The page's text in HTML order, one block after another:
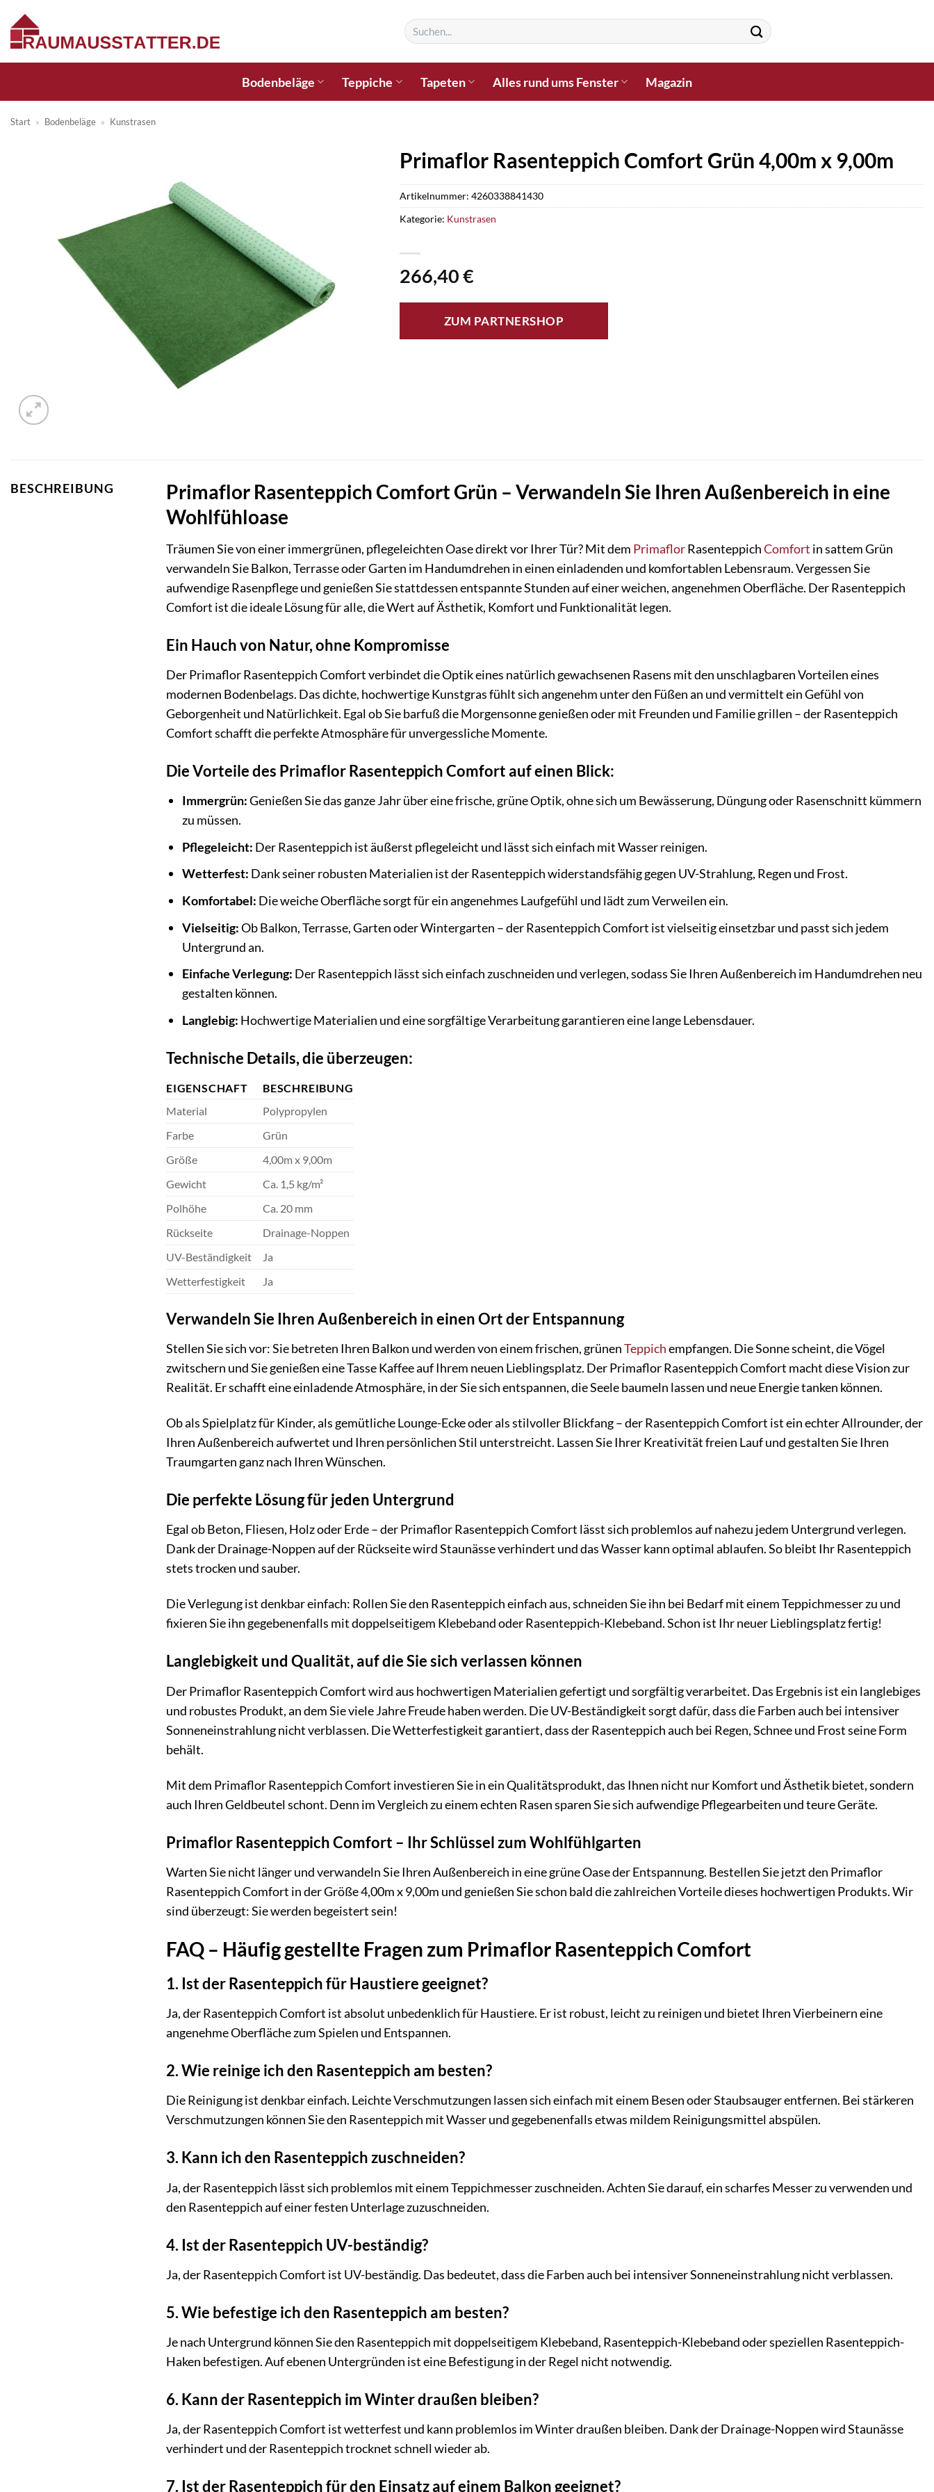
Inhalt
springen
Suchen
nach:
Bodenbeläge Teppiche Tapeten Alles rund ums Fenster Magazin
Start » Bodenbeläge » Kunstrasen
Primaflor Rasenteppich Comfort Grün 4,00m x 9,00m
266,40€
ZUM PARTNERSHOP
Artikelnummer: 4260338841430
Kategorie: Kunstrasen
BESCHREIBUNG
Primaflor Rasenteppich Comfort Grün – Verwandeln Sie Ihren Außenbereich in eine
Wohlfühloase
Träumen Sie von einer immergrünen, pflegeleichten Oase direkt vor Ihrer Tür? Mit dem PrimaflorRasenteppichComfort in sattem Grün
verwandeln Sie Balkon, Terrasse oder Garten im Handumdrehen in einen einladenden und komfortablen Lebensraum. Vergessen Sie
aufwendige Rasenpflege und genießen Sie stattdessen entspannte Stunden auf einer weichen, angenehmen Oberfläche. Der Rasenteppich
Comfort ist die ideale Lösung für alle, die Wert auf Ästhetik, Komfort und Funktionalität legen.
Ein Hauch von Natur, ohne Kompromisse
Der Primaflor Rasenteppich Comfort verbindet die Optik eines natürlich gewachsenen Rasens mit den unschlagbaren Vorteilen eines
modernen Bodenbelags. Das dichte, hochwertige Kunstgras fühlt sich angenehm unter den Füßen an und vermittelt ein Gefühl von
Geborgenheit und Natürlichkeit. Egal ob Sie barfuß die Morgensonne genießen oder mit Freunden und Familie grillen – der Rasenteppich
Comfort schafft die perfekte Atmosphäre für unvergessliche Momente.
Die Vorteile des Primaflor Rasenteppich Comfort auf einen Blick:
Immergrün:Genießen Sie das ganze Jahr über eine frische, grüne Optik, ohne sich um Bewässerung, Düngung oder Rasenschnitt kümmern
zu müssen.
Pflegeleicht: Der Rasenteppich ist äußerst pflegeleicht und lässt sich einfach mit Wasser reinigen.
Wetterfest: Dank seiner robusten Materialien ist der Rasenteppich widerstandsfähig gegen UV-Strahlung, Regen und Frost.
Komfortabel: Die weiche Oberfläche sorgt für ein angenehmes Laufgefühl und lädt zum Verweilen ein.
Vielseitig:Ob Balkon, Terrasse, Garten oder Wintergarten – der Rasenteppich Comfort ist vielseitig einsetzbar und passt sich jedem
Untergrund an.
Einfache Verlegung: Der Rasenteppich lässt sich einfach zuschneiden und verlegen, sodass Sie Ihren Außenbereich im Handumdrehen neu
gestalten können.
Langlebig: Hochwertige Materialien und eine sorgfältige Verarbeitung garantieren eine lange Lebensdauer.
Technische Details, die überzeugen:
EIGENSCHAFT
BESCHREIBUNG
Material
Polypropylen
Farbe
Grün
Größe
4,00m x 9,00m
Gewicht
Ca. 1,5 kg/m²
Polhöhe
Ca. 20 mm
Rückseite
Drainage-Noppen
UV-Beständigkeit
Ja
Wetterfestigkeit
Ja
Verwandeln Sie Ihren Außenbereich in einen Ort der Entspannung
Stellen Sie sich vor: Sie betreten Ihren Balkon und werden von einem frischen, grünenTeppichempfangen. Die Sonne scheint, die Vögel
zwitschern und Sie genießen eine Tasse Kaffee auf Ihrem neuen Lieblingsplatz. Der Primaflor Rasenteppich Comfort macht diese Vision zur
Realität. Er schafft eine einladende Atmosphäre, in der Sie sich entspannen, die Seele baumeln lassen und neue Energie tanken können.
Ob als Spielplatz für Kinder, als gemütliche Lounge-Ecke oder als stilvoller Blickfang – der Rasenteppich Comfort ist ein echter Allrounder, der
Ihren Außenbereich aufwertet und Ihren persönlichen Stil unterstreicht. Lassen Sie Ihrer Kreativität freien Lauf und gestalten Sie Ihren
Traumgarten ganz nach Ihren Wünschen.
Die perfekte Lösung für jeden Untergrund
Egal ob Beton, Fliesen, Holz oder Erde – der Primaflor Rasenteppich Comfort lässt sich problemlos auf nahezu jedem Untergrund verlegen.
Dank der Drainage-Noppen auf der Rückseite wird Staunässe verhindert und das Wasser kann optimal ablaufen. So bleibt Ihr Rasenteppich
stets trocken und sauber.
Die Verlegung ist denkbar einfach: Rollen Sie den Rasenteppich einfach aus, schneiden Sie ihn bei Bedarf mit einem Teppichmesser zu und
fixieren Sie ihn gegebenenfalls mit doppelseitigem Klebeband oder Rasenteppich-Klebeband. Schon ist Ihr neuer Lieblingsplatz fertig!
Langlebigkeit und Qualität, auf die Sie sich verlassen können
Der Primaflor Rasenteppich Comfort wird aus hochwertigen Materialien gefertigt und sorgfältig verarbeitet. Das Ergebnis ist ein langlebiges
und robustes Produkt, an dem Sie viele Jahre Freude haben werden. Die UV-Beständigkeit sorgt dafür, dass die Farben auch bei intensiver
Sonneneinstrahlung nicht verblassen. Die Wetterfestigkeit garantiert, dass der Rasenteppich auch bei Regen, Schnee und Frost seine Form
behält.
Mit dem Primaflor Rasenteppich Comfort investieren Sie in ein Qualitätsprodukt, das Ihnen nicht nur Komfort und Ästhetik bietet, sondern
auch Ihren Geldbeutel schont. Denn im Vergleich zu einem echten Rasen sparen Sie sich aufwendige Pflegearbeiten und teure Geräte.
Primaflor Rasenteppich Comfort – Ihr Schlüssel zum Wohlfühlgarten
Warten Sie nicht länger und verwandeln Sie Ihren Außenbereich in eine grüne Oase der Entspannung. Bestellen Sie jetzt den Primaflor
Rasenteppich Comfort in der Größe 4,00m x 9,00m und genießen Sie schon bald die zahlreichen Vorteile dieses hochwertigen Produkts. Wir
sind überzeugt: Sie werden begeistert sein!
FAQ – Häufig gestellte Fragen zum Primaflor Rasenteppich Comfort
1. Ist der Rasenteppich für Haustiere geeignet?
Ja, der Rasenteppich Comfort ist absolut unbedenklich für Haustiere. Er ist robust, leicht zu reinigen und bietet Ihren Vierbeinern eine
angenehme Oberfläche zum Spielen und Entspannen.
2. Wie reinige ich den Rasenteppich am besten?
Die Reinigung ist denkbar einfach. Leichte Verschmutzungen lassen sich einfach mit einem Besen oder Staubsauger entfernen. Bei stärkeren
Verschmutzungen können Sie den Rasenteppich mit Wasser und gegebenenfalls etwas mildem Reinigungsmittel abspülen.
3. Kann ich den Rasenteppich zuschneiden?
Ja, der Rasenteppich lässt sich problemlos mit einem Teppichmesser zuschneiden. Achten Sie darauf, ein scharfes Messer zu verwenden und
den Rasenteppich auf einer festen Unterlage zuzuschneiden.
4. Ist der Rasenteppich UV-beständig?
Ja, der Rasenteppich Comfort ist UV-beständig. Das bedeutet, dass die Farben auch bei intensiver Sonneneinstrahlung nicht verblassen.
5. Wie befestige ich den Rasenteppich am besten?
Je nach Untergrund können Sie den Rasenteppich mit doppelseitigem Klebeband, Rasenteppich-Klebeband oder speziellen Rasenteppich-
Haken befestigen. Auf ebenen Untergründen ist eine Befestigung in der Regel nicht notwendig.
6. Kann der Rasenteppich im Winter draußen bleiben?
Ja, der Rasenteppich Comfort ist wetterfest und kann problemlos im Winter draußen bleiben. Dank der Drainage-Noppen wird Staunässe
verhindert und der Rasenteppich trocknet schnell wieder ab.
7. Ist der Rasenteppich für den Einsatz auf einem Balkon geeignet?